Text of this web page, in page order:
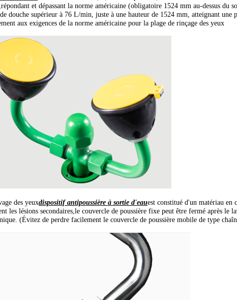
et dépassant la norme américaine (obligatoire 1524 mm au-dessus du
douche supérieur à 76 L/min, juste à une hauteur de 1524 mm, atteignant une
aux exigences de la norme américaine pour la plage de rinçage des yeux
des yeuxdispositif antipoussière à sortie d'eauest constitué d'un matériau en
les lésions secondaires,le couvercle de poussière fixe peut être fermé après le
(Évitez de perdre facilement le couvercle de poussière mobile de type